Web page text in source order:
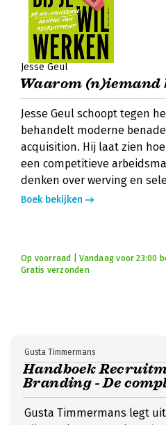
Jesse Geul
Waarom
Jesse Geul schoopt tegen
behandelt moderne
acquisition. Hij laat zien
een competitieve
denken over werving en
Boek bekijken
Op voorraad | Vandaag voor 23:00
Gratis verzonden
Handboek
Branding - De
Gusta Timmermans
Gusta Timmermans legt